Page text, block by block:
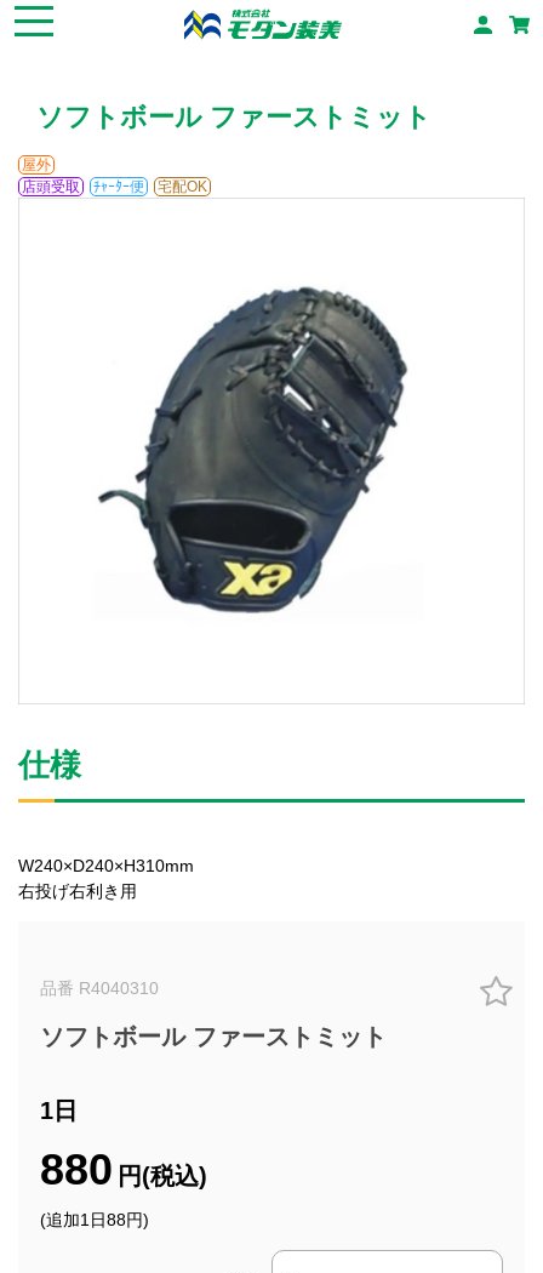
ソフトボール ファーストミット
屋外
店頭受取
ﾁｬｰﾀｰ便 宅配OK
仕様
W240×D240×H310mm
右投げ右利き用
品番 R4040310
ソフトボール ファーストミット
1日
880 円(税込)
(追加1日88円)